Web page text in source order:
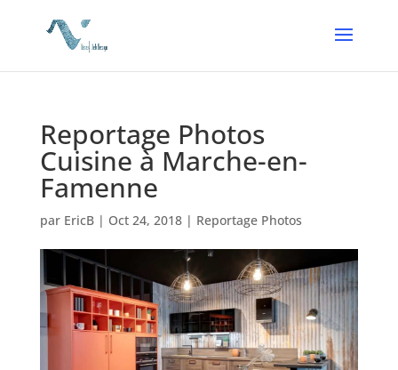
Reportage Photos
Cuisine à Marche-en-
Famenne
par EricB| Oct 24, 2018| Reportage Photos